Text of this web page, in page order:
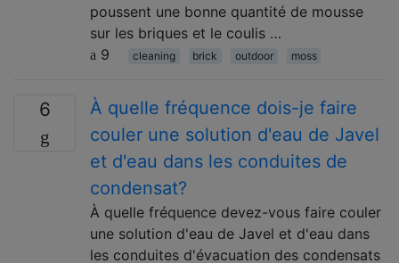
poussent une bonne quantité de mousse
sur les briques et le coulis …
9
cleaning brick outdoor moss
6
À quelle fréquence dois-je faire
couler une solution d'eau de Javel
et d'eau dans les conduites de
condensat?
À quelle fréquence devez-vous faire couler
une solution d'eau de Javel et d'eau dans
les conduites d'évacuation des condensats